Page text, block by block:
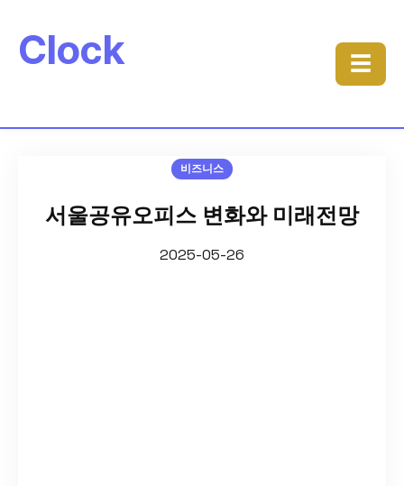
Clock ☰
비즈니스
서울공유오피스 변화와 미래전망
2025-05-26